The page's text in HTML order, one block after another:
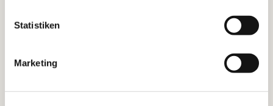
Statistiken
Marketing
Es war ein schöner Gottesdienst und ist eine
Christenmenschen zum Pfingstfest miteinander
ihre Gemeinschaft feiern, zusammen singen und